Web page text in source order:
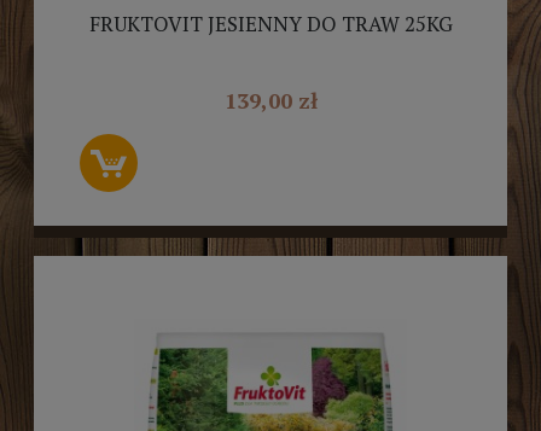
FRUKTOVIT JESIENNY DO TRAW 25KG
139,00 zł